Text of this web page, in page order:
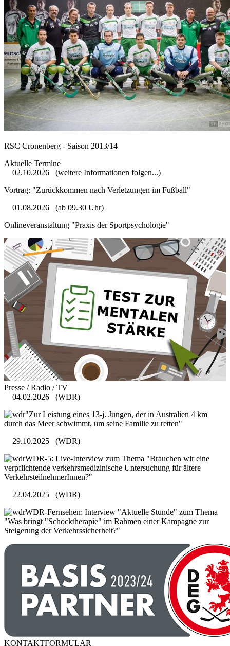
RSC Cronenberg - Saison 2013/14
Aktuelle Termine
02.10.2026
(weitere Informationen folgen...)
Vortrag: "Zurückkommen nach Verletzungen im Fußball"
01.08.2026
(ab 09.30 Uhr)
Onlineveranstaltung "Praxis der Sportpsychologie"
Presse / Radio / TV
04.02.2026
(WDR)
"Zur Leistung eines 13-j. Jungen, der in Australien 4 km
durch das Meer schwimmt, um seine Familie zu retten"
29.10.2025
(WDR)
WDR-5: Live-Interview zum Thema "Brauchen wir eine
verpflichtende verkehrsmedizinische Untersuchung für ältere
VerkehrsteilnehmerInnen?"
22.04.2025
(WDR)
WDR-Fernsehen: Interview "Aktuelle Stunde" zum Thema
"Was bringt "Schocktherapie" im Rahmen einer Kampagne zur
Steigerung der Verkehrssicherheit?"
KONTAKTFORMULAR